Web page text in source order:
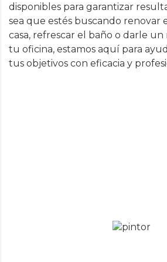
disponibles para garantizar
sea que estés buscando renovar
casa, refrescar el baño o darle
tu oficina, estamos aquí para
tus objetivos con eficacia y